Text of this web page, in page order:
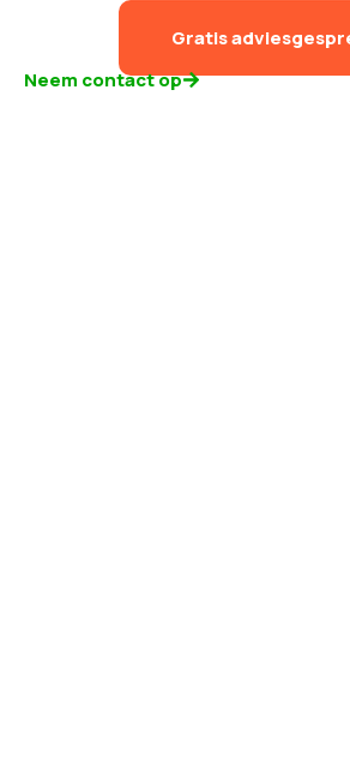
Gratis
Neem contact op